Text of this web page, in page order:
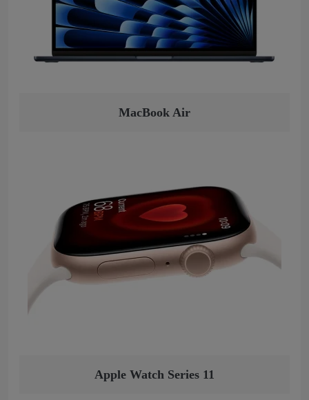
MacBook Air
Apple Watch Series 11